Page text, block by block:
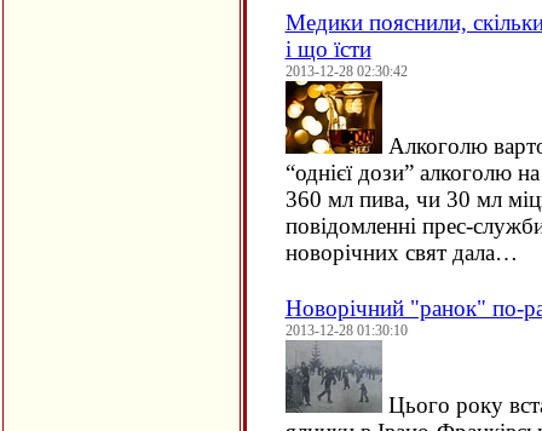
Медики пояснили,
і що їсти
2013-12-28 02:30:42
Алкоголю
“однієї дози” алкоголю
360 мл пива, чи 30 мл
повідомленні прес-
новорічних свят дала…
Новорічний "ранок" по-
2013-12-28 01:30:10
Цього року